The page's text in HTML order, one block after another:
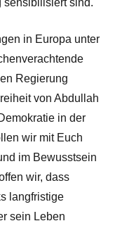
sensibilisiert sind.
in Europa unter
Regierung
von Abdullah
in der
wir mit Euch
im Bewusstsein
wir, dass
langfristige
sein Leben